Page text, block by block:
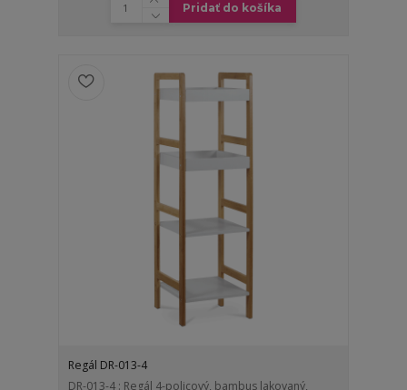
Pridať do košíka
Regál DR-013-4
DR-013-4 : Regál 4-policový, bambus lakovaný,